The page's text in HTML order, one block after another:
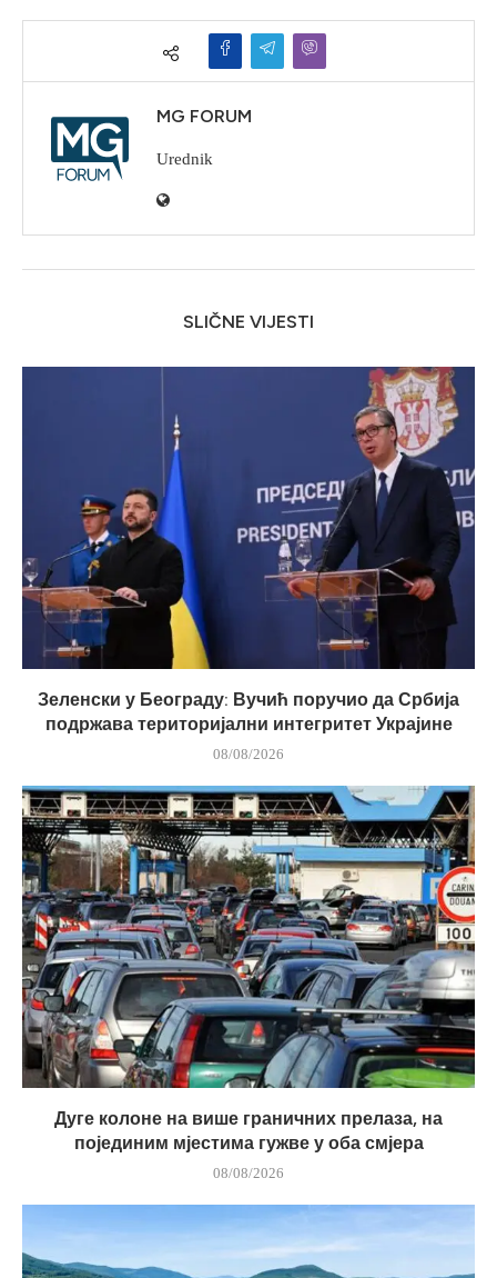
MG FORUM
Urednik
SLIČNE VIJESTI
Зеленски у Београду: Вучић поручио да Србија
подржава територијални интегритет Украјине
08/08/2026
Дуге колоне на више граничних прелаза, на
појединим мјестима гужве у оба смјера
08/08/2026